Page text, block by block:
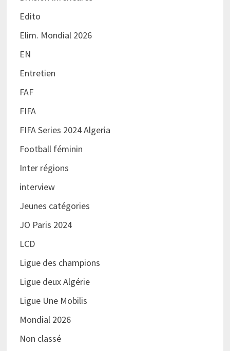
Edito
Elim. Mondial 2026
EN
Entretien
FAF
FIFA
FIFA Series 2024 Algeria
Football féminin
Inter régions
interview
Jeunes catégories
JO Paris 2024
LCD
Ligue des champions
Ligue deux Algérie
Ligue Une Mobilis
Mondial 2026
Non classé